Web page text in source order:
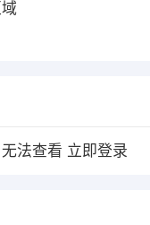
法查看 立即登录